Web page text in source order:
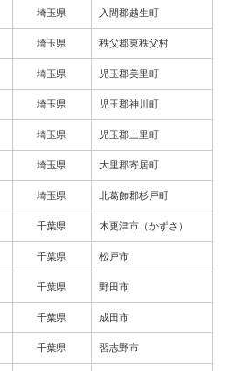
埼玉県 入間郡越生町
埼玉県 秩父郡東秩父村
埼玉県 児玉郡美里町
埼玉県 児玉郡神川町
埼玉県 児玉郡上里町
埼玉県 大里郡寄居町
埼玉県 北葛飾郡杉戸町
千葉県 木更津市（かずさ）
千葉県 松戸市
千葉県 野田市
千葉県 成田市
千葉県 習志野市